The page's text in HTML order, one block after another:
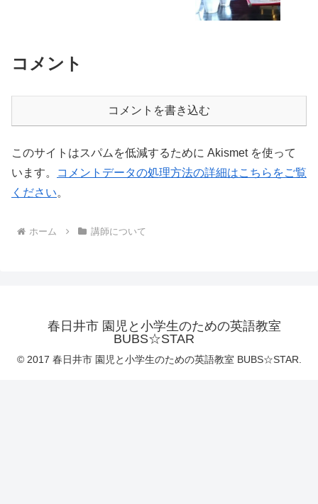
コメント
コメントを書き込む
このサイトはスパムを低減するために Akismet を使って
います。
コメントデータの処理方法の詳細はこちらをご覧
ください。
ホーム 講師について
春日井市 園児と小学生のための英語教室
BUBS☆STAR
© 2017 春日井市 園児と小学生のための英語教室 BUBS☆STAR.